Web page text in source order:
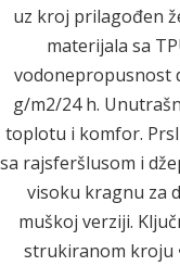
uz kroj prilagođen
materijala sa
vodonepropusnost
g/m2/24 h.
toplotu i komfor.
sa rajsferšlusom i
visoku kragnu za
muškoj verziji.
strukiranom kroju